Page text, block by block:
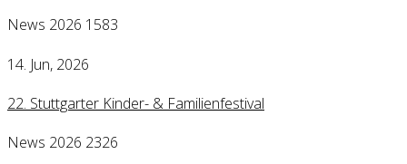
News 2026 1583
14. Jun, 2026
22. Stuttgarter Kinder- & Familienfestival
News 2026 2326